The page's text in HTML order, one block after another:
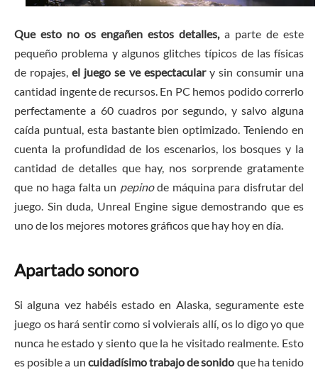
Que esto no os engañen estos detalles,a parte de este
pequeño problema y algunos glitches típicos de las físicas
de ropajes, el juego se ve espectacular y sin consumir una
cantidad ingente de recursos. En PC hemos podido correrlo
perfectamente a 60 cuadros por segundo, y salvo alguna
caída puntual, esta bastante bien optimizado. Teniendo en
cuenta la profundidad de los escenarios, los bosques y la
cantidad de detalles que hay, nos sorprende gratamente
que no haga falta un pepinode máquina para disfrutar del
juego. Sin duda, Unreal Engine sigue demostrando que es
uno de los mejores motores gráficos que hay hoy en día.
Apartado sonoro
Si alguna vez habéis estado en Alaska, seguramente este
juego os hará sentir como si volvierais allí, os lo digo yo que
nunca he estado y siento que la he visitado realmente. Esto
es posible a un cuidadísimo trabajo de sonido que ha tenido